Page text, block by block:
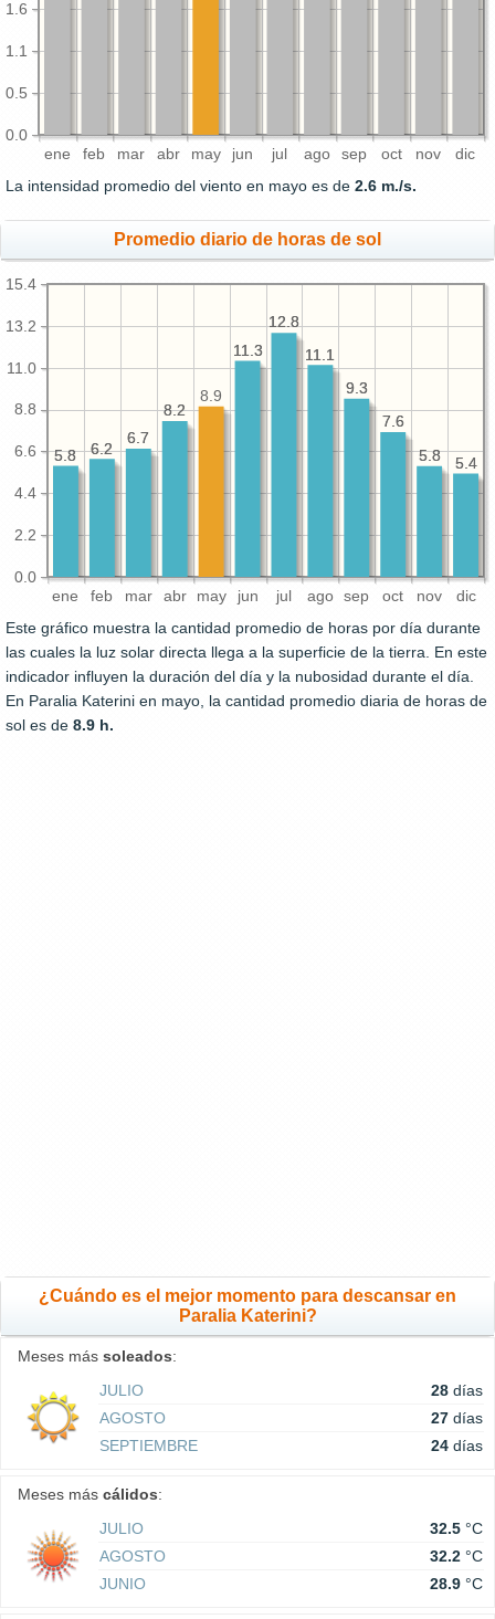
ene feb mar abr may jun jul ago sep oct nov dic
0.0
0.5
1.1
1.6
La intensidad promedio del viento en mayo es de 2.6 m./s.
Promedio diario de horas de sol
ene feb mar abr may jun jul ago sep oct nov dic
0.0
2.2
4.4
6.6
8.8
11.0
13.2
15.4
5.4
5.8
7.6
9.3
11.1
12.8
11.3
8.2
6.7
6.2
5.8 5.4
5.8
7.6
9.3
11.1
12.8
11.3
8.9
8.2
6.7
6.2
5.8
Este gráfico muestra la cantidad promedio de horas por día durante
las cuales la luz solar directa llega a la superficie de la tierra. En este
indicador influyen la duración del día y la nubosidad durante el día.
En Paralia Katerini en mayo, la cantidad promedio diaria de horas de
sol es de 8.9 h.
¿Cuándo es el mejor momento para descansar en
Paralia Katerini?
Meses más soleados:
JULIO
28 días
AGOSTO
27 días
SEPTIEMBRE
24 días
Meses más cálidos:
JULIO
32.5 °C
AGOSTO
32.2 °C
JUNIO
28.9 °C